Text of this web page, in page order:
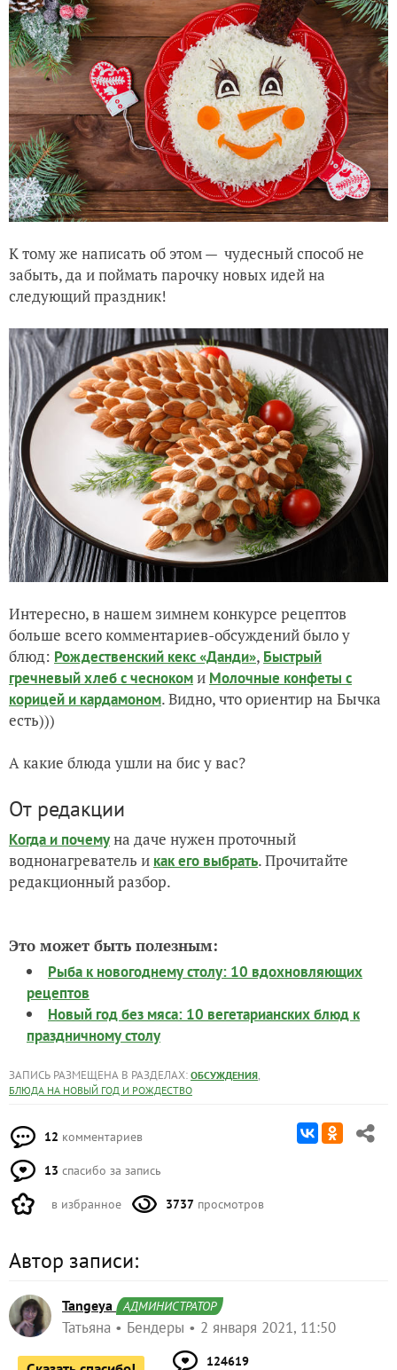
К тому же написать об этом — чудесный способ не
забыть, да и поймать парочку новых идей на
следующий праздник!
Интересно, в нашем зимнем конкурсе рецептов
больше всего комментариев-обсуждений было у
блюд: Рождественский кекс «Данди», Быстрый
гречневый хлеб с чеснокоми Молочные конфеты с
корицей и кардамоном. Видно, что ориентир на Бычка
есть)))
А какие блюда ушли на бис у вас?
От редакции
Когда и почемуна даче нужен проточный
воднонагреватель и как его выбрать. Прочитайте
редакционный разбор.
Это может быть полезным:
Рыба к новогоднему столу: 10 вдохновляющих
рецептов
Новый год без мяса: 10 вегетарианских блюд к
праздничному столу
ЗАПИСЬ РАЗМЕЩЕНА В РАЗДЕЛАХ: ОБСУЖДЕНИЯ,
БЛЮДА НА НОВЫЙ ГОД И РОЖДЕСТВО
12 комментариев
13 спасибо за запись
в избранное 3737 просмотров
Автор записи:
Tangeya АДМИНИСТРАТОР
Татьяна Бендеры 2 января 2021, 11:50
124619